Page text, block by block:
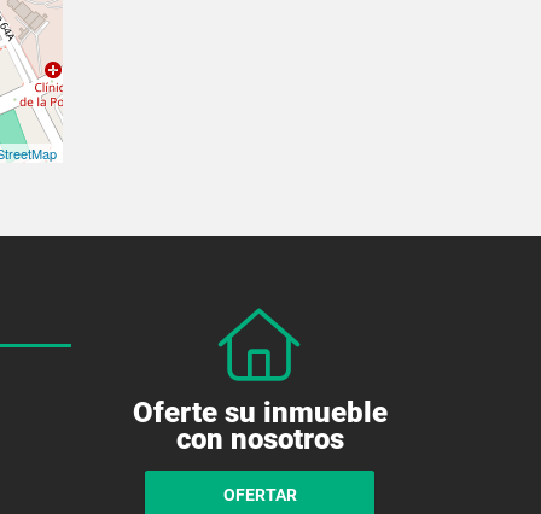
Oferte su inmueble
con nosotros
OFERTAR